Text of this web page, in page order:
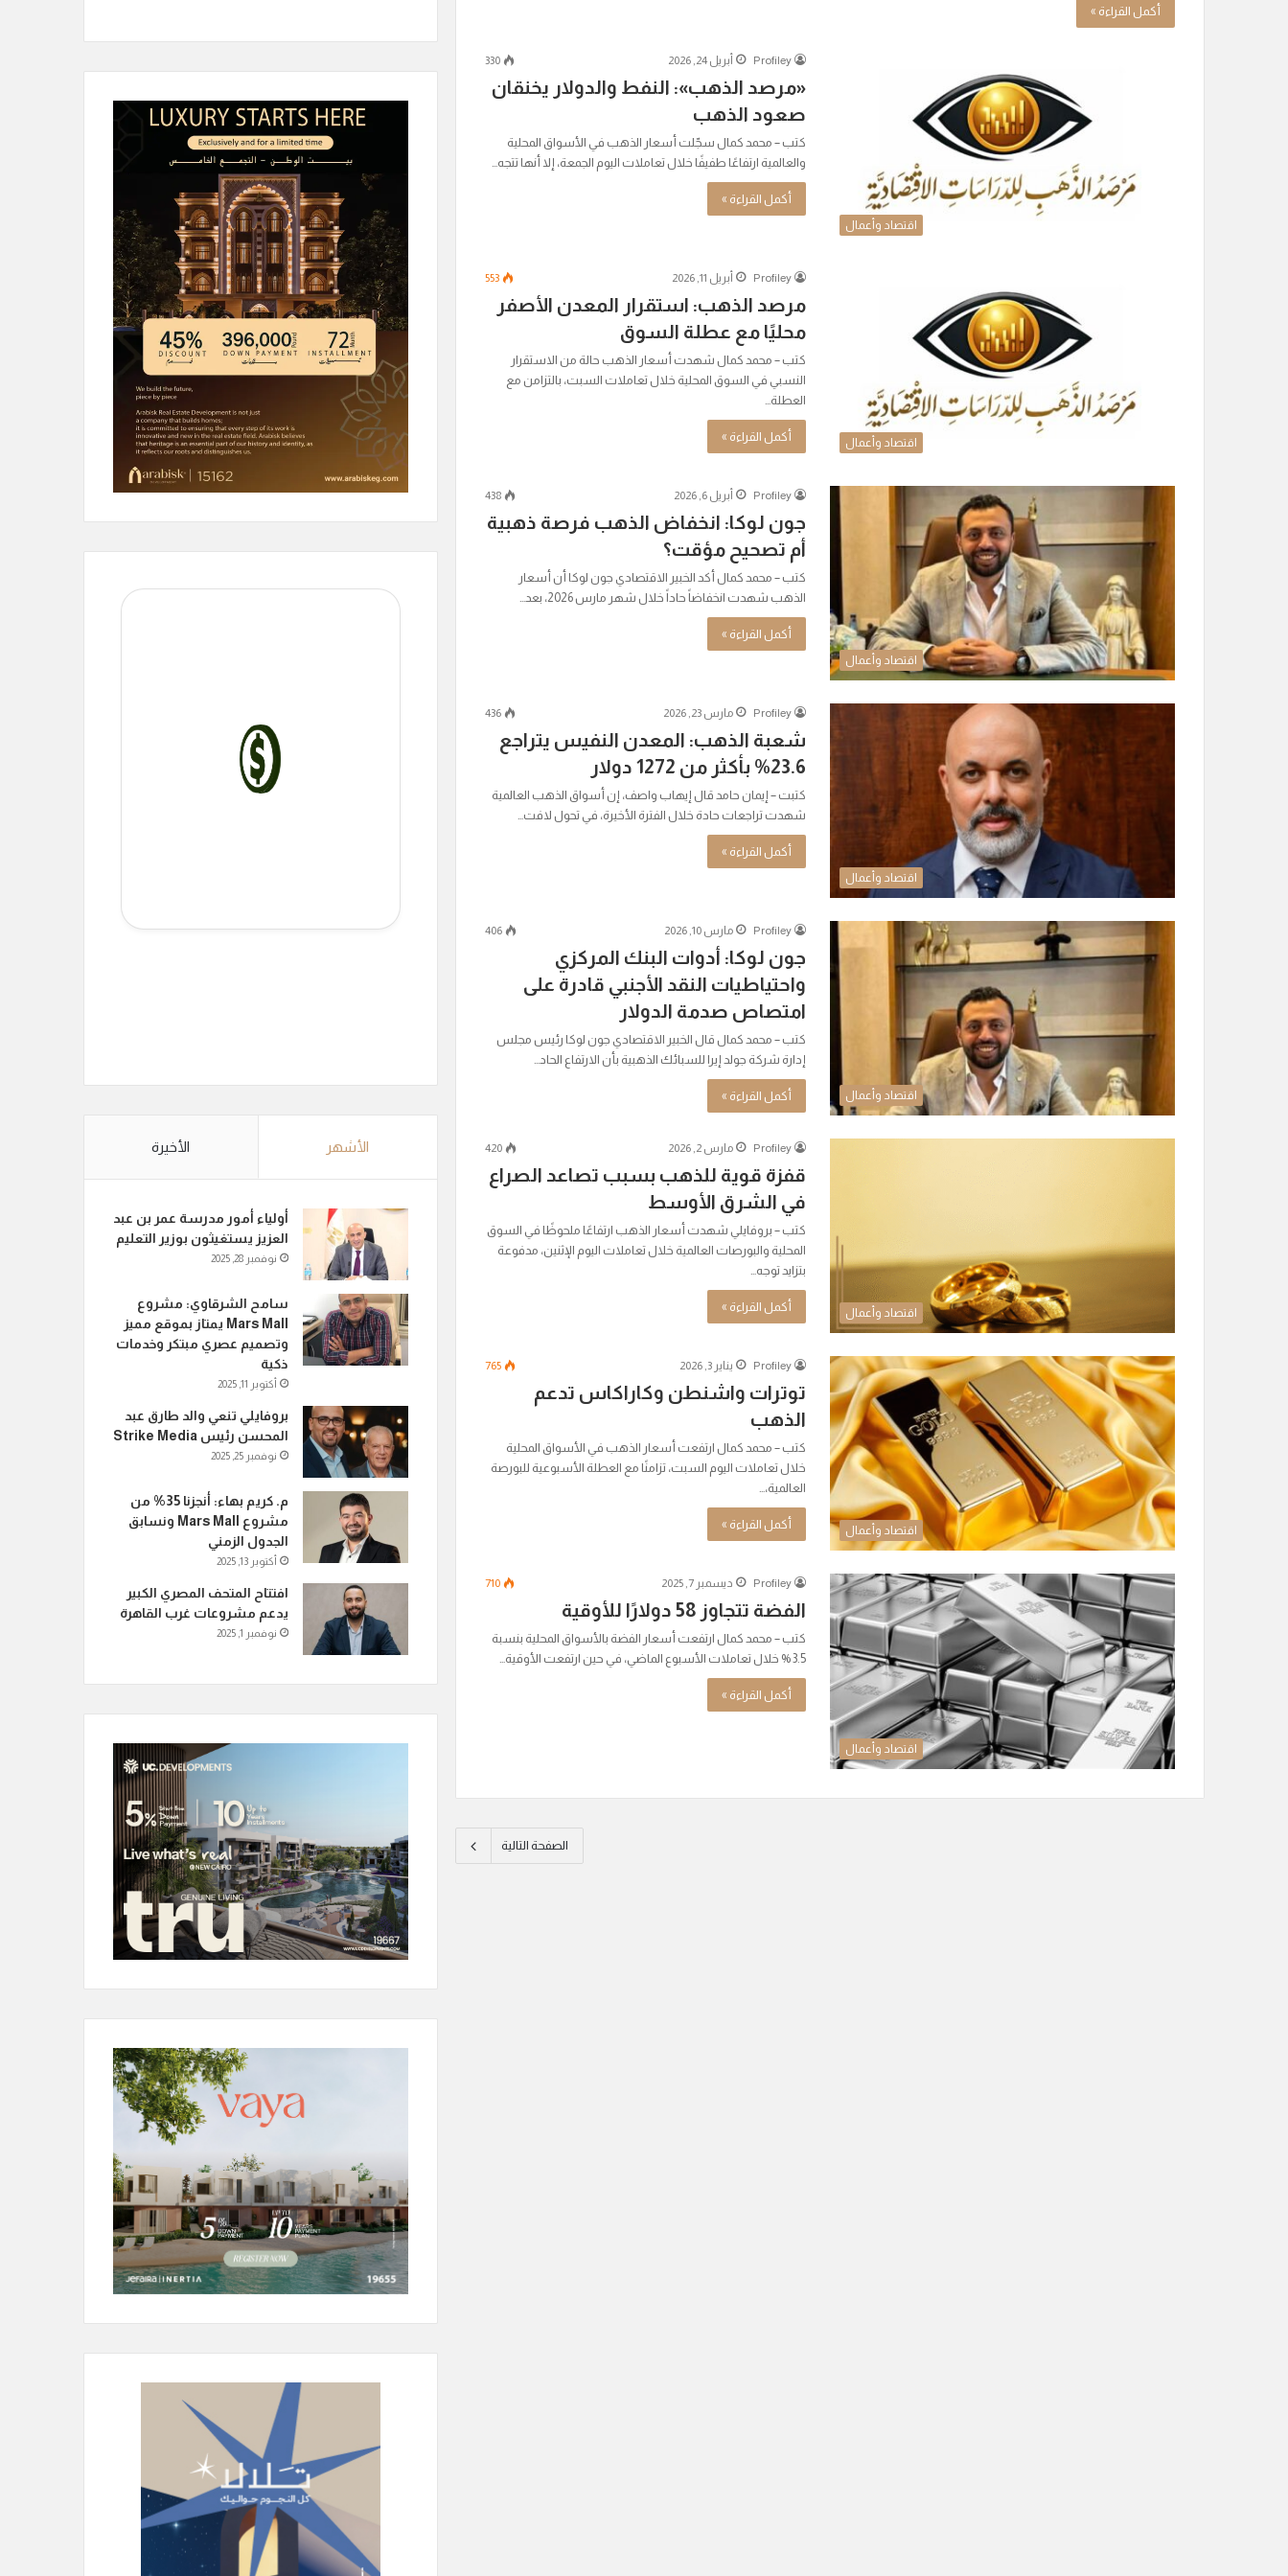
أكمل القراءة »
اقتصاد وأعمال
Profiley أبريل 24, 2026 330
«مرصد الذهب»: النفط والدولار يخنقان
صعود الذهب
كتب – محمد كمال سجّلت أسعار الذهب في الأسواق المحلية
والعالمية ارتفاعًا طفيفًا خلال تعاملات اليوم الجمعة، إلا أنها تتجه…
أكمل القراءة »
اقتصاد وأعمال
Profiley أبريل 11, 2026 553
مرصد الذهب: استقرار المعدن الأصفر
محليًا مع عطلة السوق
كتب – محمد كمال شهدت أسعار الذهب حالة من الاستقرار
النسبي في السوق المحلية خلال تعاملات السبت، بالتزامن مع
العطلة…
أكمل القراءة »
اقتصاد وأعمال
Profiley أبريل 6, 2026 438
جون لوكا: انخفاض الذهب فرصة ذهبية
أم تصحيح مؤقت؟
كتب – محمد كمال أكد الخبير الاقتصادي جون لوكا أن أسعار
الذهب شهدت انخفاضاً حاداً خلال شهر مارس 2026، بعد…
أكمل القراءة »
اقتصاد وأعمال
Profiley مارس 23, 2026 436
شعبة الذهب: المعدن النفيس يتراجع
23.6% بأكثر من 1272 دولار
كتبت – إيمان حامد قال إيهاب واصف، إن أسواق الذهب العالمية
شهدت تراجعات حادة خلال الفترة الأخيرة، في تحول لافت…
أكمل القراءة »
اقتصاد وأعمال
Profiley مارس 10, 2026 406
جون لوكا: أدوات البنك المركزي
واحتياطيات النقد الأجنبي قادرة على
امتصاص صدمة الدولار
كتب – محمد كمال قال الخبير الاقتصادي جون لوكا رئيس مجلس
إدارة شركة جولد إيرا للسبائك الذهبية بأن الارتفاع الحاد…
أكمل القراءة »
اقتصاد وأعمال
Profiley مارس 2, 2026 420
قفزة قوية للذهب بسبب تصاعد الصراع
في الشرق الأوسط
كتب – بروفايلي شهدت أسعار الذهب ارتفاعًا ملحوظًا في السوق
المحلية والبورصات العالمية خلال تعاملات اليوم الإثنين، مدفوعة
بتزايد توجه…
أكمل القراءة »
اقتصاد وأعمال
Profiley يناير 3, 2026 765
توترات واشنطن وكاراكاس تدعم
الذهب
كتب – محمد كمال ارتفعت أسعار الذهب في الأسواق المحلية
خلال تعاملات اليوم السبت، تزامنًا مع العطلة الأسبوعية للبورصة
العالمية،…
أكمل القراءة »
اقتصاد وأعمال
Profiley ديسمبر 7, 2025 710
الفضة تتجاوز 58 دولارًا للأوقية
كتب – محمد كمال ارتفعت أسعار الفضة بالأسواق المحلية بنسبة
3.5 % خلال تعاملات الأسبوع الماضي، في حين ارتفعت الأوقية…
أكمل القراءة »
الصفحة التالية
الأشهر الأخيرة
أولياء أمور مدرسة عمر بن عبد
العزيز يستغيثون بوزير التعليم
نوفمبر 28, 2025
سامح الشرقاوي: مشروع
Mars Mall يمتاز بموقع مميز
وتصميم عصري مبتكر وخدمات
ذكية
أكتوبر 11, 2025
بروفايلي تنعي والد طارق عبد
المحسن رئيس Strike Media
نوفمبر 25, 2025
م. كريم بهاء: أنجزنا 35% من
مشروع Mars Mall ونسابق
الجدول الزمني
أكتوبر 13, 2025
افتتاح المتحف المصري الكبير
يدعم مشروعات غرب القاهرة
نوفمبر 1, 2025